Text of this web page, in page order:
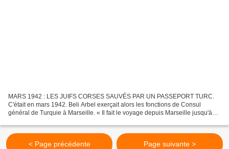
MARS 1942 : LES JUIFS CORSES SAUVÉS PAR UN PASSEPORT TURC.
C'était en mars 1942. Beli Arbel exerçait alors les fonctions de Consul
général de Turquie à Marseille. « Il fait le voyage depuis Marseille jusqu'à
< Page précédente Page suivante >